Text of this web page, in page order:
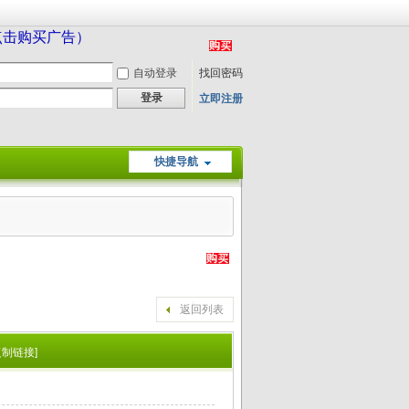
购买广告）
自动登录
找回密码
登录
立即注册
快捷导航
返回列表
链接]